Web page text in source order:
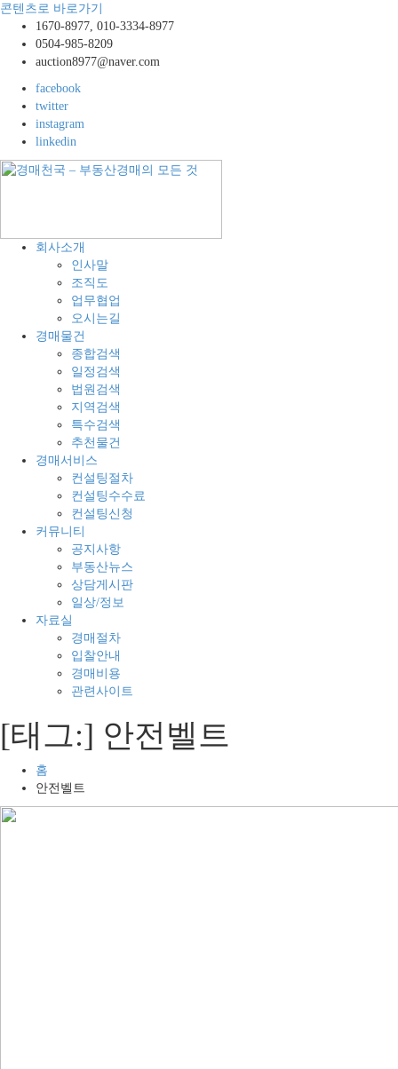
콘텐츠로 바로가기
1670-8977, 010-3334-8977
0504-985-8209
auction8977@naver.com
facebook
twitter
instagram
linkedin
회사소개
인사말
조직도
업무협업
오시는길
경매물건
종합검색
일정검색
법원검색
지역검색
특수검색
추천물건
경매서비스
컨설팅절차
컨설팅수수료
컨설팅신청
커뮤니티
공지사항
부동산뉴스
상담게시판
일상/정보
자료실
경매절차
입찰안내
경매비용
관련사이트
[태그:] 안전벨트
홈
안전벨트